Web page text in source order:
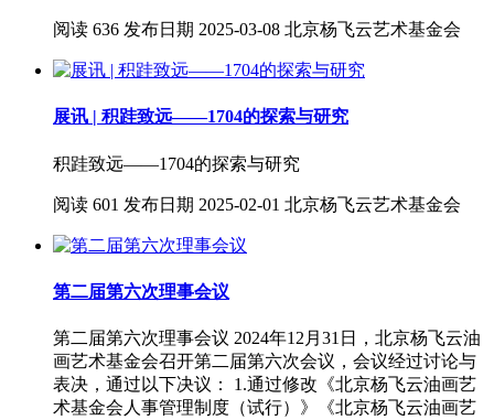
阅读 636 发布日期 2025-03-08 北京杨飞云艺术基金会
展讯 | 积跬致远——1704的探索与研究
积跬致远——1704的探索与研究
阅读 601 发布日期 2025-02-01 北京杨飞云艺术基金会
第二届第六次理事会议
第二届第六次理事会议 2024年12月31日，北京杨飞云油
画艺术基金会召开第二届第六次会议，会议经过讨论与
表决，通过以下决议： 1.通过修改《北京杨飞云油画艺
术基金会人事管理制度（试行）》《北京杨飞云油画艺